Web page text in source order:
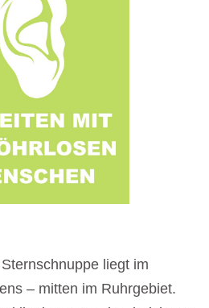
liegt im
– mitten im Ruhrgebiet.